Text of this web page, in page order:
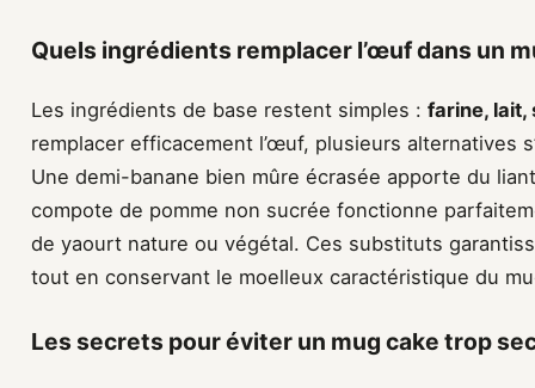
Quels ingrédients remplacer l’œuf dans un
Les ingrédients de base restent simples : farine, lait,
remplacer efficacement l’œuf, plusieurs alternatives
Une demi-banane bien mûre écrasée apporte du
compote de pomme non sucrée fonctionne
de yaourt nature ou végétal. Ces substituts
tout en conservant le moelleux caractéristique du
Les secrets pour éviter un mug cake trop